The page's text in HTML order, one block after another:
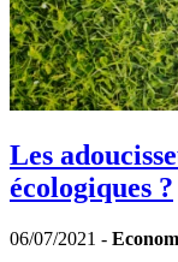
Les
écologiques ?
06/07/2021 -